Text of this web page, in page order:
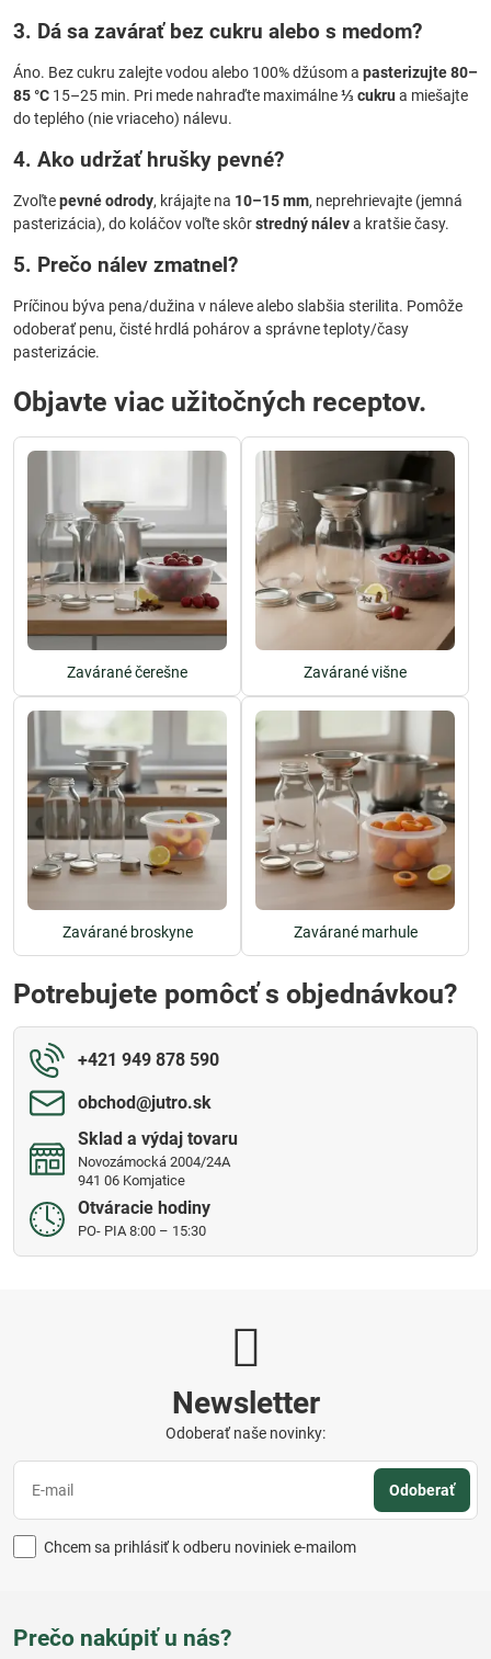
3. Dá sa zavárať bez cukru alebo s medom?
Áno. Bez cukru zalejte vodou alebo 100% džúsom a pasterizujte 80–
85 °C 15–25 min. Pri mede nahraďte maximálne⅓ cukru a miešajte
do teplého (nie vriaceho) nálevu.
4. Ako udržať hrušky pevné?
Zvoľtepevné odrody, krájajte na 10–15 mm, neprehrievajte (jemná
pasterizácia), do koláčov voľte skôrstredný náleva kratšie časy.
5. Prečo nálev zmatnel?
Príčinou býva pena/dužina v náleve alebo slabšia sterilita. Pomôže
odoberať penu, čisté hrdlá pohárov a správne teploty/časy
pasterizácie.
Objavte viac užitočných receptov.
Zavárané čerešne Zavárané višne
Zavárané broskyne Zavárané marhule
Potrebujete pomôcť s objednávkou?
+421 949 878 590
obchod​@jutro​.sk
Sklad a výdaj tovaru
Novozámocká 2004/24A
941 06 Komjatice
Otváracie hodiny
PO- PIA 8:00 – 15:30
Newsletter
Odoberať naše novinky:
Odoberať
Chcem sa prihlásiť k odberu noviniek e-mailom
Prečo nakúpiť u nás?